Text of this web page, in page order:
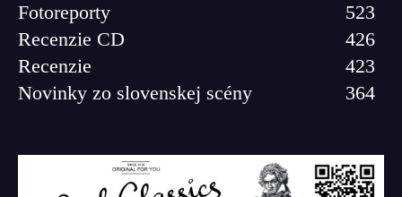
Fotoreporty
523
Recenzie CD
426
Recenzie
423
Novinky zo slovenskej scény
364